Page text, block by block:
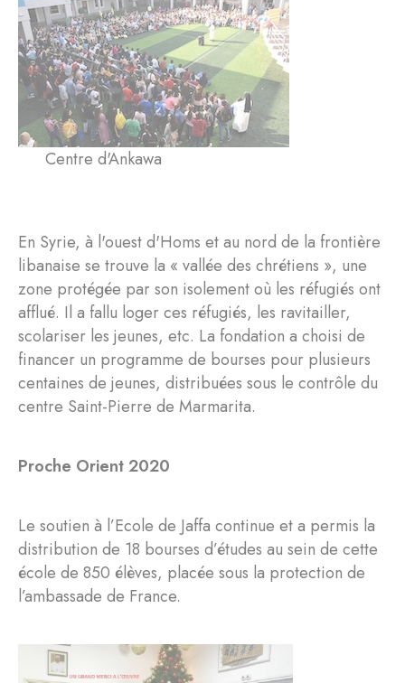
Centre d'Ankawa
En Syrie, à l'ouest d'Homs et au nord de la frontière
libanaise se trouve la « vallée des chrétiens », une
zone protégée par son isolement où les réfugiés ont
afflué. Il a fallu loger ces réfugiés, les ravitailler,
scolariser les jeunes, etc. La fondation a choisi de
financer un programme de bourses pour plusieurs
centaines de jeunes, distribuées sous le contrôle du
centre Saint-Pierre de Marmarita.
Proche Orient 2020
Le soutien à l’Ecole de Jaffa continue et a permis la
distribution de 18 bourses d’études au sein de cette
école de 850 élèves, placée sous la protection de
l’ambassade de France.